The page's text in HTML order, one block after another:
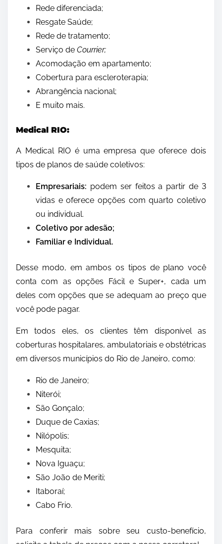
Rede diferenciada;
Resgate Saúde;
Rede de tratamento;
Serviço de Courrier;
Acomodação em apartamento;
Cobertura para escleroterapia;
Abrangência nacional;
E muito mais.
Medical RIO:
A Medical RIO é uma empresa que oferece dois
tipos de planos de saúde coletivos:
Empresariais: podem ser feitos a partir de 3
vidas e oferece opções com quarto coletivo
ou individual.
Coletivo por adesão;
Familiar e Individual.
Desse modo, em ambos os tipos de plano você
conta com as opções Fácil e Super+, cada um
deles com opções que se adequam ao preço que
você pode pagar.
Em todos eles, os clientes têm disponível as
coberturas hospitalares, ambulatoriais e obstétricas
em diversos municípios do Rio de Janeiro, como:
Rio de Janeiro;
Niterói;
São Gonçalo;
Duque de Caxias;
Nilópolis;
Mesquita;
Nova Iguaçu;
São João de Meriti;
Itaboraí;
Cabo Frio.
Para conferir mais sobre seu custo-benefício,